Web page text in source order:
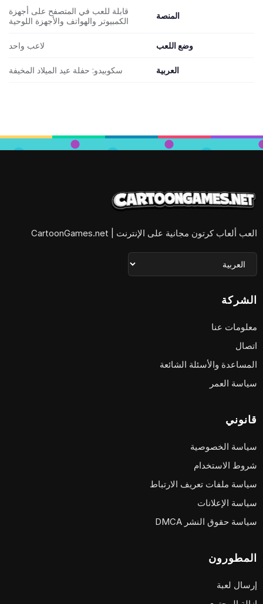
المنصة
قابلة للعب في المتصفح على أجهزة
الكمبيوتر والهواتف والأجهزة اللوحية
وضع اللعب لاعب واحد
العربية سكوبيدو: حفلة عيد الميلاد المخيفة
العب ألعاب كرتون مجانية على الإنترنت | CartoonGames.net
الشركة
معلومات عنا
اتصال
المساعدة والأسئلة الشائعة
سياسة العمر
قانوني
سياسة الخصوصية
شروط الاستخدام
سياسة ملفات تعريف الارتباط
سياسة الإعلانات
سياسة حقوق النشر DMCA
المطورون
إرسال لعبة